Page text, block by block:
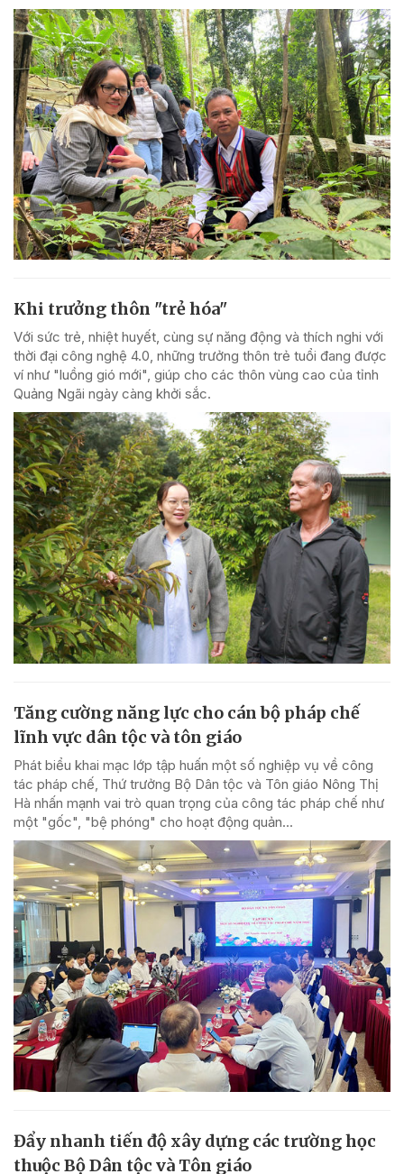
Khi trưởng thôn "trẻ hóa"
Với sức trẻ, nhiệt huyết, cùng sự năng động và thích nghi với
thời đại công nghệ 4.0, những trưởng thôn trẻ tuổi đang được
ví như "luồng gió mới", giúp cho các thôn vùng cao của tỉnh
Quảng Ngãi ngày càng khởi sắc.
Tăng cường năng lực cho cán bộ pháp chế
lĩnh vực dân tộc và tôn giáo
Phát biểu khai mạc lớp tập huấn một số nghiệp vụ về công
tác pháp chế, Thứ trưởng Bộ Dân tộc và Tôn giáo Nông Thị
Hà nhấn mạnh vai trò quan trọng của công tác pháp chế như
một "gốc", "bệ phóng" cho hoạt động quản...
Đẩy nhanh tiến độ xây dựng các trường học
thuộc Bộ Dân tộc và Tôn giáo